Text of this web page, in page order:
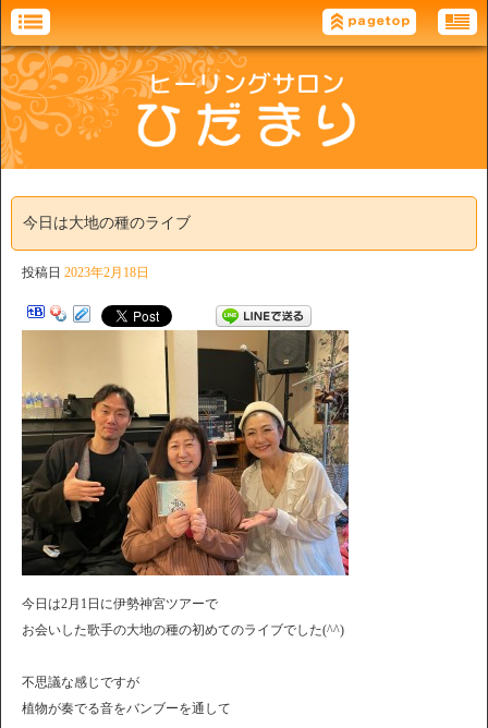
今日は大地の種のライブ
投稿日 2023年2月18日
今日は2月1日に伊勢神宮ツアーで
お会いした歌手の大地の種の初めてのライブでした(^^)
不思議な感じですが
植物が奏でる音をバンブーを通して